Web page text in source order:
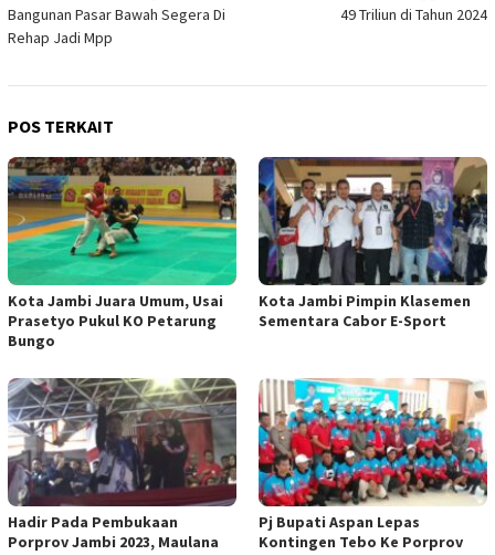
Bangunan Pasar Bawah Segera Di
Rehap Jadi Mpp
49 Triliun di Tahun 2024
POS TERKAIT
Kota Jambi Juara Umum, Usai
Prasetyo Pukul KO Petarung
Bungo
Kota Jambi Pimpin Klasemen
Sementara Cabor E-Sport
Hadir Pada Pembukaan
Porprov Jambi 2023, Maulana
Pj Bupati Aspan Lepas
Kontingen Tebo Ke Porprov